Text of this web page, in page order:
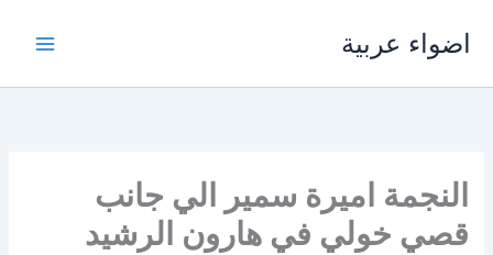
اضواء عربية
النجمة اميرة سمير الي جانب
قصي خولي في هارون الرشيد